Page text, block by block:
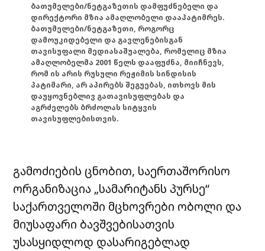
ბათუმელები/ნეტგაზეთის დამფუძნებელი და
დირექტორი მზია ამაღლობელი დააპატიმრეს.
ბათუმელები/ნეტგაზეთი, როგორც
დამოუკიდებელი და გავლენებისგან
თავისუფალი მედიასაშუალება, რომელიც მზია
ამაღლობელმა 2001 წელს დააფუძნა, მიიჩნევს,
რომ ის არის რუსული რეჟიმის სინდისის
პატიმარი, არ აპირებს შეგუებას, ითხოვს მის
დაუყოვნებლივ გათავისუფლებას და
აგრძელებს ბრძოლას სიტყვის
თავისუფლებისთვის.
გამოძიების ცნობით, საერთაშორისო
ორგანიზაცია „სამარიტანს პურსე“
საქართველოში მცხოვრები ობოლი და
მიუსაფარი ბავშვებისათვის
უსასყიდლოდ დასარიგებლად